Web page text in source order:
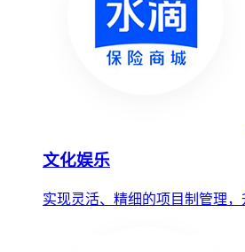
文化娱乐
实现灵活、精细的项目制管理